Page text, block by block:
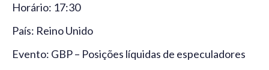
Horário: 17:30
País: Reino Unido
Evento: GBP – Posições líquidas de especuladores